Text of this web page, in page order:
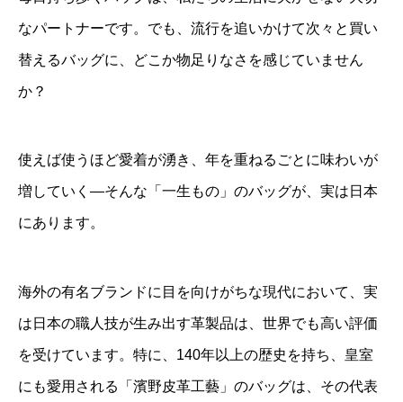
なパートナーです。でも、流行を追いかけて次々と買い
替えるバッグに、どこか物足りなさを感じていません
か？
使えば使うほど愛着が湧き、年を重ねるごとに味わいが
増していく—そんな「一生もの」のバッグが、実は日本
にあります。
海外の有名ブランドに目を向けがちな現代において、実
は日本の職人技が生み出す革製品は、世界でも高い評価
を受けています。特に、140年以上の歴史を持ち、皇室
にも愛用される「濱野皮革工藝」のバッグは、その代表